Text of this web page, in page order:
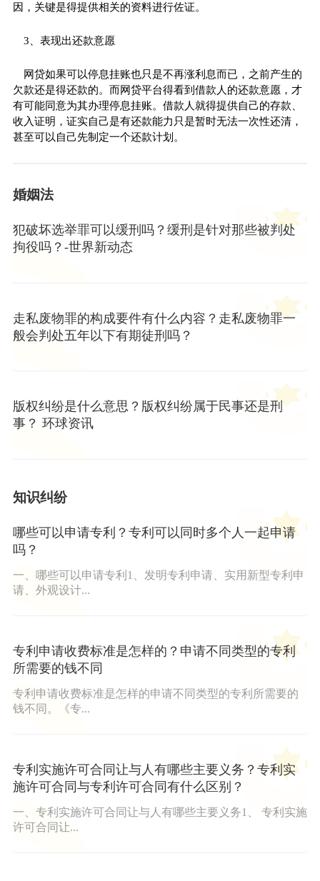
因，关键是得提供相关的资料进行佐证。
3、表现出还款意愿
网贷如果可以停息挂账也只是不再涨利息而已，之前产生的
欠款还是得还款的。而网贷平台得看到借款人的还款意愿，才
有可能同意为其办理停息挂账。借款人就得提供自己的存款、
收入证明，证实自己是有还款能力只是暂时无法一次性还清，
甚至可以自己先制定一个还款计划。
婚姻法
犯破坏选举罪可以缓刑吗？缓刑是针对那些被判处
拘役吗？-世界新动态
走私废物罪的构成要件有什么内容？走私废物罪一
般会判处五年以下有期徒刑吗？
版权纠纷是什么意思？版权纠纷属于民事还是刑
事？ 环球资讯
知识纠纷
哪些可以申请专利？专利可以同时多个人一起申请
吗？
一、哪些可以申请专利1、发明专利申请、实用新型专利申
请、外观设计...
专利申请收费标准是怎样的？申请不同类型的专利
所需要的钱不同
专利申请收费标准是怎样的申请不同类型的专利所需要的
钱不同。《专...
专利实施许可合同让与人有哪些主要义务？专利实
施许可合同与专利许可合同有什么区别？
一、专利实施许可合同让与人有哪些主要义务1、 专利实施
许可合同让...